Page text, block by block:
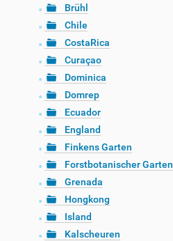
Brühl
Chile
CostaRica
Curaçao
Dominica
Domrep
Ecuador
England
Finkens Garten
Forstbotanischer Garten
Grenada
Hongkong
Island
Kalscheuren